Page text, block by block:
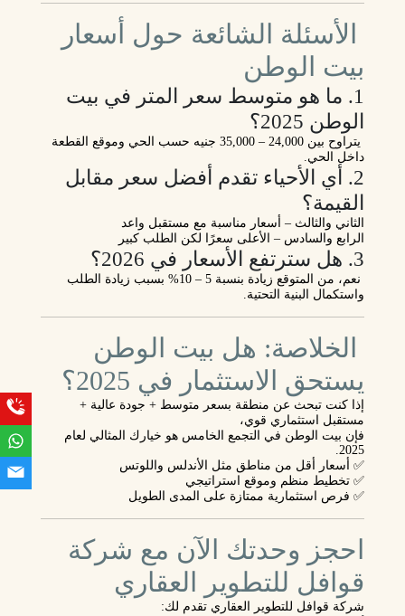
الأسئلة الشائعة حول أسعار
بيت الوطن
1. ما هو متوسط سعر المتر في بيت
الوطن 2025؟
يتراوح بين 24,000 – 35,000 جنيه
حسب الحي وموقع القطعة
داخل الحي.
2. أي الأحياء تقدم أفضل سعر مقابل
القيمة؟
الثاني والثالث – أسعار مناسبة مع مستقبل واعد
الرابع والسادس – الأعلى سعرًا لكن الطلب كبير
3. هل سترتفع الأسعار في 2026؟
نعم، من المتوقع زيادة بنسبة 5 – 10%
بسبب زيادة الطلب
واستكمال البنية التحتية.
الخلاصة: هل بيت الوطن
يستحق الاستثمار في 2025؟
إذا كنت تبحث عن منطقة بسعر متوسط + جودة عالية +
مستقبل استثماري قوي،
فإن بيت الوطن في التجمع الخامس هو خيارك المثالي لعام
2025.
✅ أسعار أقل من مناطق مثل الأندلس واللوتس
✅ تخطيط منظم وموقع استراتيجي
✅ فرص استثمارية ممتازة على المدى الطويل
احجز وحدتك الآن مع شركة
قوافل للتطوير العقاري
شركة قوافل للتطوير العقاري تقدم لك: